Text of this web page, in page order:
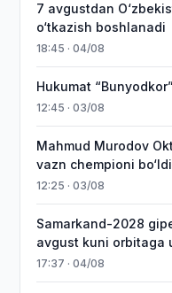
7 avgustdan
o‘tkazish boshlanadi
18:45 · 04/08
Hukumat
12:45 · 03/08
Mahmud Murodov
vazn chempioni bo‘ldi
12:25 · 03/08
Samarkand-2028
avgust kuni orbitaga
17:37 · 04/08